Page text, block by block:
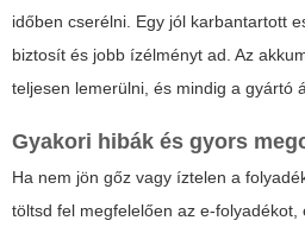
időben cserélni. Egy jól karbantartott
biztosít és jobb ízélményt ad. Az
teljesen lemerülni, és mindig a gyártó
Gyakori hibák és gyors
Ha nem jön gőz vagy íztelen a
töltsd fel megfelelően az e-